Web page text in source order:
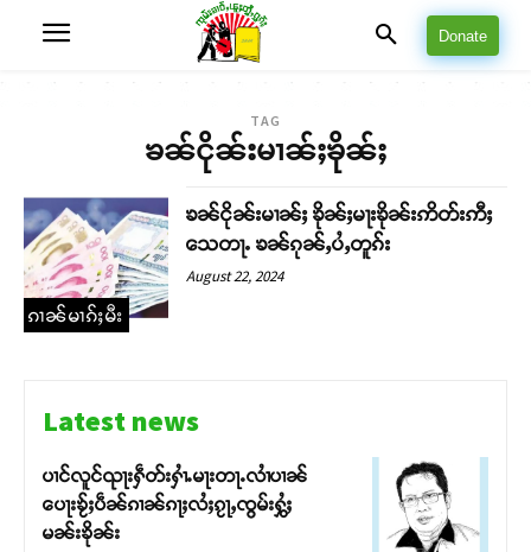
Donate
TAG
ၶၼ်ငိုၼ်းမၢၼ်ႈၶိုၼ်ႈ
ၵၢၼ်မၢၵ်ႈမီး
ၶၼ်ငိုၼ်းမၢၼ်ႈ ၶိုၼ်ႈမႃးၶိုၼ်းဢိတ်းဢီႈ
သေတႃႉ ၶၼ်ၵုၼ်ႇပႆႇတူၵ်း
August 22, 2024
Latest news
ပၢင်လူင်ၺႃးႁဵတ်းႁၢႆႉမႃးတႃႉလၢႆပၢၼ် ​​
ပေႃးၶႂ်ႈပဵၼ်ၵၢၼ်ၵႃႈလႆႈၵႂႃႇၸွမ်းႁွႆႈ
မၼ်းၶိုၼ်း